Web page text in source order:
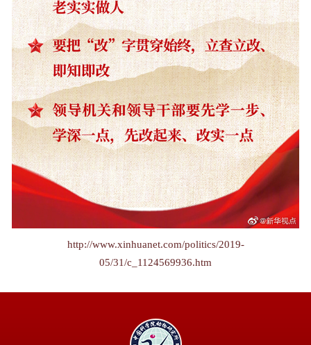
http://www.xinhuanet.com/politics/2019-
05/31/c_1124569936.htm